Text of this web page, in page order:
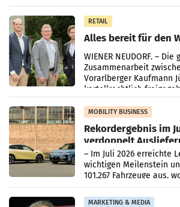
RETAIL
Alles bereit für den
Albrecht setzt ab
WIENER NEUDORF. – Die
Zusammenarbeit
Vorarlberger Kaufmann
kartellrechtlich
Bundeskartellanwalt
MOBILITY BUSINESS
Rekordergebnis im
verdoppelt
überschreitet die
– Im Juli 2026 erreichte
wichtigen Meilenstein
101.267 Fahrzeuge aus,
Ergebnis gegenüber Juli
verdoppelte (+102
MARKETING & MEDIA